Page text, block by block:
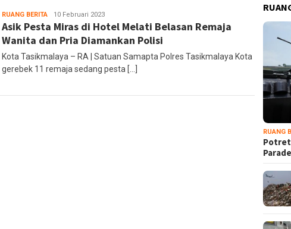
RUANG BERITA Ruang
Editor
10 Februari 2023
Asik Pesta Miras di Hotel Melati Belasan Remaja
Wanita dan Pria Diamankan Polisi
Kota Tasikmalaya – RA | Satuan Samapta Polres Tasikmalaya Kota
gerebek 11 remaja sedang pesta […]
RUANG
Potret